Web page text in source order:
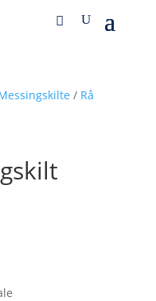
/ Rå